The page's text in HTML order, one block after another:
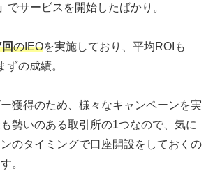
でサービスを開始したばかり。
回のIEOを実施しており、平均ROIも
ずの成績。
獲得のため、様々なキャンペーンを実
勢いのある取引所の1つなので、気に
のタイミングで口座開設をしておくの
。